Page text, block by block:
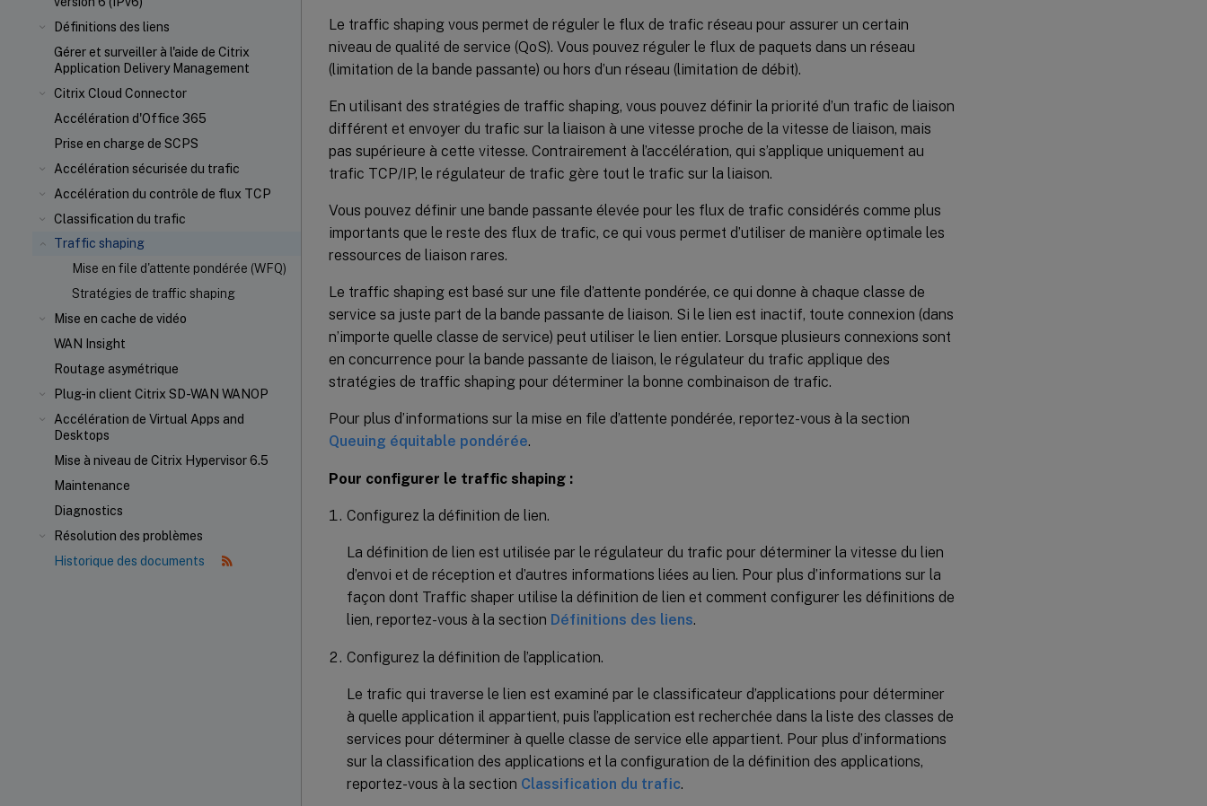
Définitions des liens
Gérer et surveiller à l'aide de Citrix
Application Delivery Management
Citrix Cloud Connector
Accélération d'Office 365
Prise en charge de SCPS
Accélération sécurisée du trafic
Accélération du contrôle de flux TCP
Classification du trafic
Traffic shaping
Mise en file d'attente pondérée (WFQ)
Stratégies de traffic shaping
Mise en cache de vidéo
WAN Insight
Routage asymétrique
Plug-in client Citrix SD-WAN WANOP
Accélération de Virtual Apps and
Desktops
Mise à niveau de Citrix Hypervisor 6.5
Maintenance
Diagnostics
Résolution des problèmes
Historique des documents
Le traffic shaping vous permet de réguler le flux de trafic réseau pour assurer un certain
niveau de qualité de service (QoS). Vous pouvez réguler le flux de paquets dans un réseau
(limitation de la bande passante) ou hors d’un réseau (limitation de débit).
En utilisant des stratégies de traffic shaping, vous pouvez définir la priorité d’un trafic de liaison
différent et envoyer du trafic sur la liaison à une vitesse proche de la vitesse de liaison, mais
pas supérieure à cette vitesse. Contrairement à l’accélération, qui s’applique uniquement au
trafic TCP/IP, le régulateur de trafic gère tout le trafic sur la liaison.
Vous pouvez définir une bande passante élevée pour les flux de trafic considérés comme plus
importants que le reste des flux de trafic, ce qui vous permet d’utiliser de manière optimale les
ressources de liaison rares.
Le traffic shaping est basé sur une file d’attente pondérée, ce qui donne à chaque classe de
service sa juste part de la bande passante de liaison. Si le lien est inactif, toute connexion (dans
n’importe quelle classe de service) peut utiliser le lien entier. Lorsque plusieurs connexions sont
en concurrence pour la bande passante de liaison, le régulateur du trafic applique des
stratégies de traffic shaping pour déterminer la bonne combinaison de trafic.
Pour plus d’informations sur la mise en file d’attente pondérée, reportez-vous à la section
Queuing équitable pondérée.
Pour configurer le traffic shaping :
Configurez la définition de lien.
La définition de lien est utilisée par le régulateur du trafic pour déterminer la vitesse du lien
d’envoi et de réception et d’autres informations liées au lien. Pour plus d’informations sur la
façon dont Traffic shaper utilise la définition de lien et comment configurer les définitions de
lien, reportez-vous à la section Définitions des liens.
Configurez la définition de l’application.
Le trafic qui traverse le lien est examiné par le classificateur d’applications pour déterminer
à quelle application il appartient, puis l’application est recherchée dans la liste des classes de
services pour déterminer à quelle classe de service elle appartient. Pour plus d’informations
sur la classification des applications et la configuration de la définition des applications,
reportez-vous à la section Classification du trafic.